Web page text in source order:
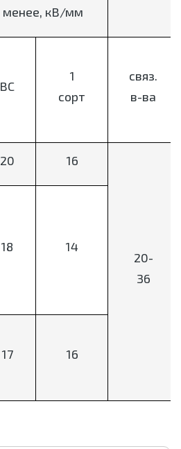
менее, кВ/мм
ВС
1
сорт
связ.
в-ва
20 16
20-
36
18 14
17 16